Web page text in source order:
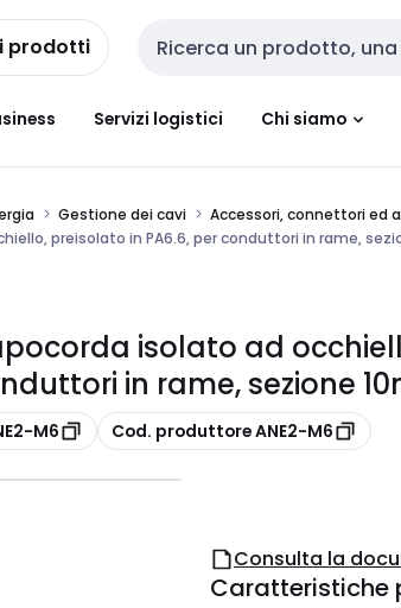
prodotti Cerca input
Servizi logistici Chi siamo
Gestione dei cavi Accessori, connettori ed
preisolato in PA6.6, per conduttori in rame,
isolato ad
in rame, sezione
M6 copia
Cod. produttore ANE2-M6
Consulta la
Caratteristiche